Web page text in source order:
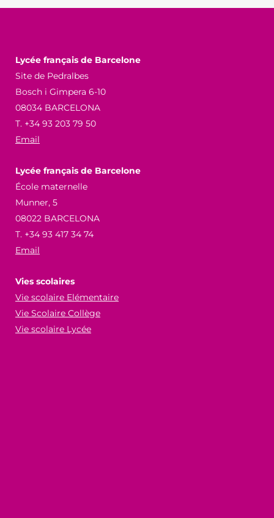
Lycée français de Barcelone
Site de Pedralbes
Bosch i Gimpera 6-10
08034 BARCELONA
T. +34 93 203 79 50
Email
Lycée français de Barcelone
École maternelle
Munner, 5
08022 BARCELONA
T. +34 93 417 34 74
Email
Vies scolaires
Vie scolaire Elémentaire
Vie Scolaire Collège
Vie scolaire Lycée